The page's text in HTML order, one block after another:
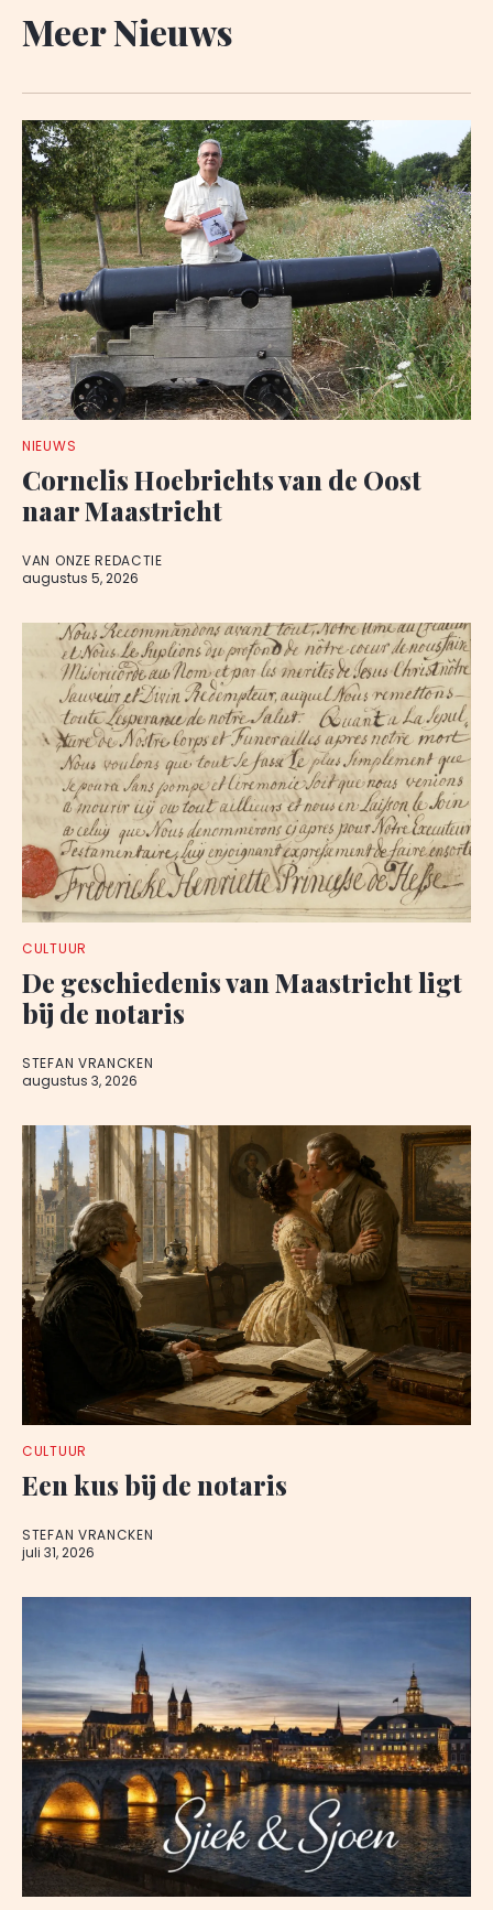
Meer Nieuws
NIEUWS
Cornelis Hoebrichts van de Oost
naar Maastricht
VAN ONZE REDACTIE
augustus 5, 2026
CULTUUR
De geschiedenis van Maastricht ligt
bij de notaris
STEFAN VRANCKEN
augustus 3, 2026
CULTUUR
Een kus bij de notaris
STEFAN VRANCKEN
juli 31, 2026